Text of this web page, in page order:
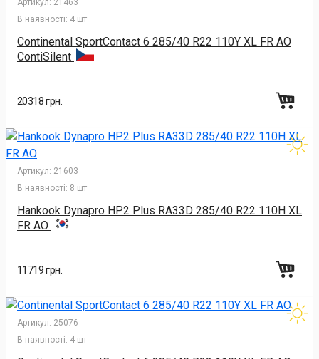
Артикул: 21463
В наявності: 4 шт
Continental SportContact 6 285/40 R22 110Y XL FR AO
ContiSilent
20318 грн.
Артикул: 21603
В наявності: 8 шт
Hankook Dynapro HP2 Plus RA33D 285/40 R22 110H XL
FR AO
11719 грн.
Артикул: 25076
В наявності: 4 шт